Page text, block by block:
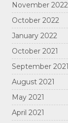
November 2022
October 2022
January 2022
October 2021
September 2021
August 2021
May 2021
April 2021